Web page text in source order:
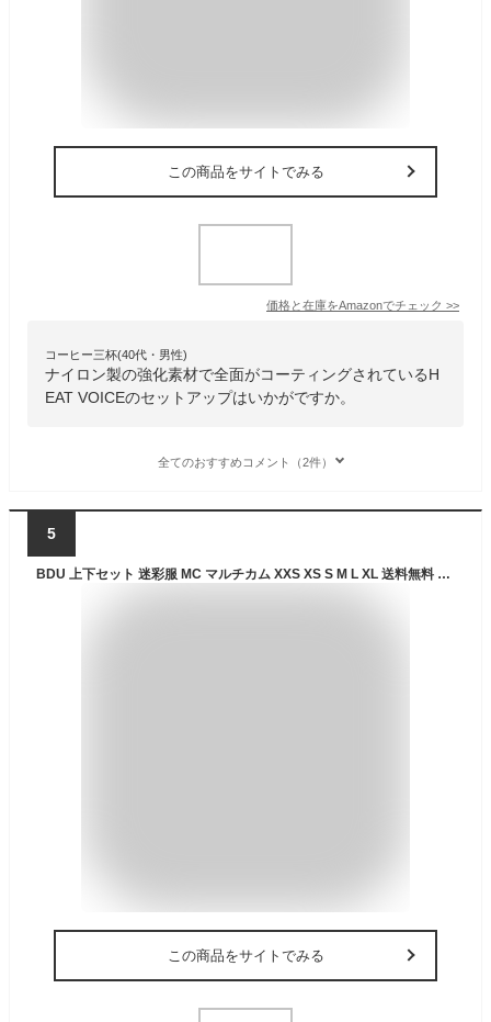
この商品をサイトでみる
価格と在庫をAmazonでチェック >>
コーヒー三杯(40代・男性)
ナイロン製の強化素材で全面がコーティングされているH
EAT VOICEのセットアップはいかがですか。
全てのおすすめコメント（2件）
5
BDU 上下セット 迷彩服 MC マルチカム XXS XS S M L XL 送料無料 サバゲー 装備 サバイバルゲーム ミリタリー 服 ジャケット メンズ レディース 大きいサイズ 戦闘服 カモフラージュ カモフラ 初心者
この商品をサイトでみる